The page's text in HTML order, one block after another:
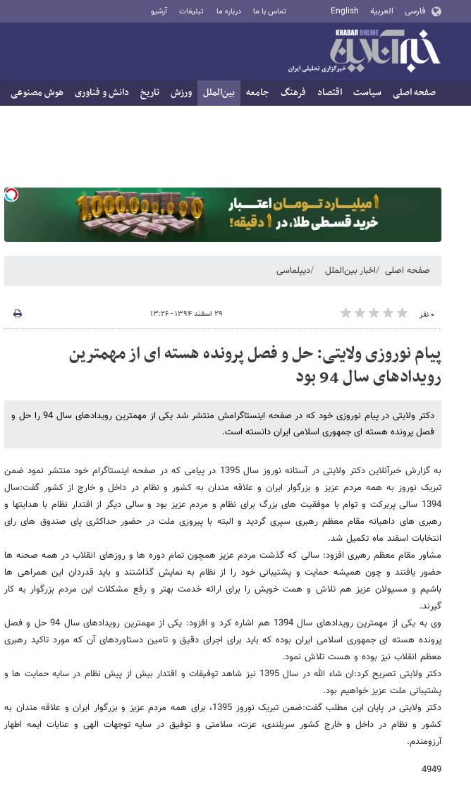
فارسی العربية English تماس با ما درباره ما تبلیغات آرشیو
صفحه اصلی سیاست اقتصاد فرهنگ جامعه بین‌الملل ورزش تاریخ دانش و فناوری هوش مصنوعی
صفحه اصلی اخبار بین‌الملل دیپلماسی
۰ نفر ۲۹ اسفند ۱۳۹۴ - ۱۳:۲۶
پیام نوروزی ولایتی: حل و فصل پرونده هسته ای از مهمترین
رویدادهای سال 94 بود
دکتر ولایتی در پیام نوروزی خود که در صفحه اینستاگرامش منتشر شد یکی از مهمترین رویدادهای سال 94 را حل و
فصل پرونده هسته ای جمهوری اسلامی ایران دانسته است.
به گزارش خبرآنلاین دکتر ولایتی در آستانه نوروز سال 1395 در پیامی که در صفحه اینستاگرام خود منتشر نمود ضمن
تبریک نوروز به همه مردم عزیز و بزرگوار ایران و علاقه مندان به کشور و نظام در داخل و خارج از کشور گفت:سال
1394 سالی پربرکت و توام با موفقیت های بزرگ برای نظام و مردم عزیز بود و سالی دیگر از اقتدار نظام با هدایتها و
رهبری های داهیانه مقام معظم رهبری سپری گردید و البته با پیروزی ملت در حضور حداکثری پای صندوق های رای
انتخابات اسفند ماه تکمیل شد.
مشاور مقام معظم رهبری افزود: سالی که گذشت مردم عزیز همچون تمام دوره ها و روزهای انقلاب در همه صحنه ها
حضور یافتند و چون همیشه حمایت و پشتیبانی خود را از نظام به نمایش گذاشتند و باید قدردان این همراهی ها
باشیم و مسیولان عزیز هم تلاش و همت خویش را برای ارائه خدمت بهتر و رفع مشکلات این مردم بزرگوار به کار
گیرند.
وی به یکی از مهمترین رویدادهای سال 1394 هم اشاره کرد و افزود: یکی از مهمترین رویدادهای سال 94 حل و فصل
پرونده هسته ای جمهوری اسلامی ایران بوده که باید برای اجرای دقیق و تامین دستاوردهای آن که مورد تاکید رهبری
معظم انقلاب نیز بوده و هست تلاش نمود.
دکتر ولایتی تصریح کرد:ان شاء الله در سال 1395 نیز شاهد توفیقات و اقتدار بیش از پیش نظام در سایه حمایت ها و
پشتیبانی ملت عزیز خواهیم بود.
دکتر ولایتی در پایان این مطلب گفت:ضمن تبریک نوروز 1395، برای همه مردم عزیز و بزرگوار ایران و علاقه مندان به
کشور و نظام در داخل و خارج کشور سربلندی، عزت، سلامتی و توفیق در سایه توجهات الهی و عنایات ایمه اطهار
آرزومندم.
4949